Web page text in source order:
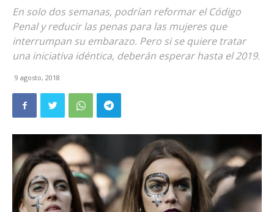
En solo dos semanas, podrían reformar el Código
Penal y reducir las penas para las mujeres que
interrumpan su embarazo. Pero si se quiere tratar
una iniciativa idéntica, deberán esperar hasta el 2019.
9 agosto, 2018